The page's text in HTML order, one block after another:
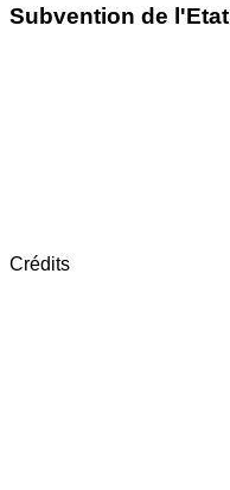
Subvention de l'Etat
Crédits